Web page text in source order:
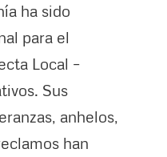
ha sido
para el
Local –
Sus
anhelos,
han